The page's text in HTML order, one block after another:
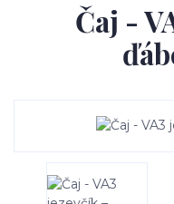
Čaj -